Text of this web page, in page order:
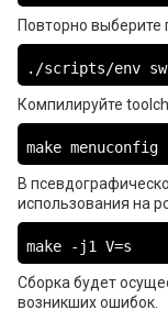
Повторно выберите
./scripts/env
Компилируйте
make menuconfig
В
использования на
make -j1 V=s
Сборка будет
возникших ошибок.